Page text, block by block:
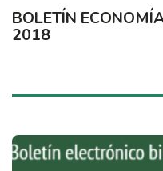
BOLETÍN
2018